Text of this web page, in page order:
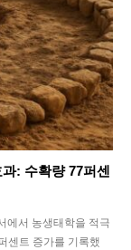
: 수확량 77퍼센
에서 농생태학을 적극
센트 증가를 기록했